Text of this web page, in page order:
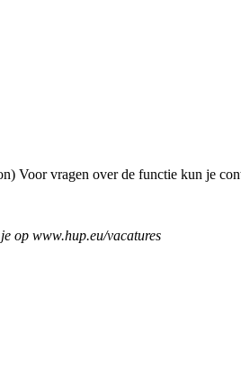
Voor vragen over de functie kun je
op www.hup.eu/vacatures